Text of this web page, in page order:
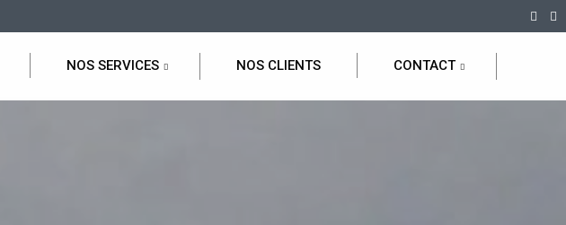
NOS SERVICES NOS CLIENTS CONTACT